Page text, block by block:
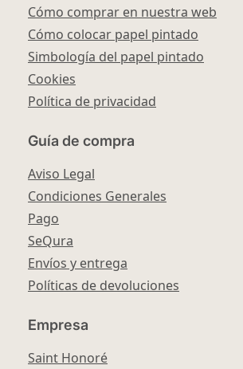
Cómo comprar en nuestra web
Cómo colocar papel pintado
Simbología del papel pintado
Cookies
Política de privacidad
Guía de compra
Aviso Legal
Condiciones Generales
Pago
SeQura
Envíos y entrega
Políticas de devoluciones
Empresa
Saint Honoré